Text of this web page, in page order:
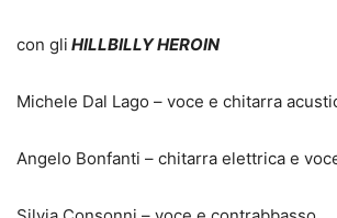
con gli HILLBILLY HEROIN
Michele Dal Lago – voce e chitarra
Angelo Bonfanti – chitarra elettrica e